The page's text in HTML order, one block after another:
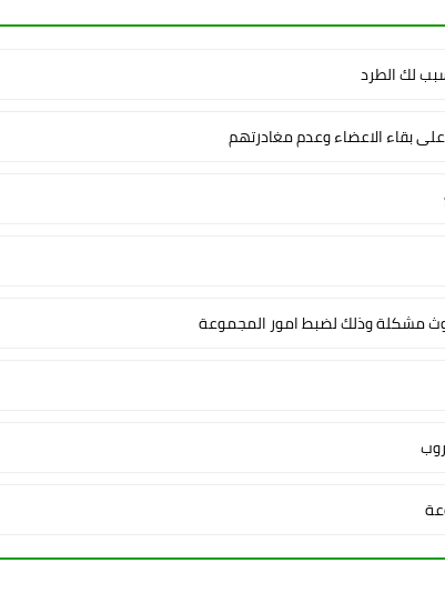
لك الطرد
على بقاء الاعضاء وعدم مغادرتهم
مشكلة وذلك لضبط امور المجموعة